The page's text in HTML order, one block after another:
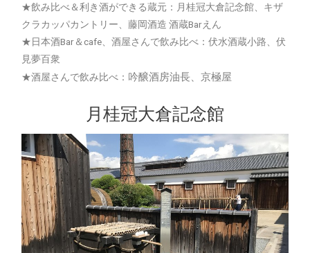
★飲み比べ＆利き酒ができる蔵元：月桂冠大倉記念館、キザ
クラカッパカントリー、藤岡酒造 酒蔵Barえん
★日本酒Bar＆cafe、酒屋さんで飲み比べ：伏水酒蔵小路、伏
見夢百衆
★酒屋さんで飲み比べ： 吟醸酒房油長、京極屋
月桂冠大倉記念館